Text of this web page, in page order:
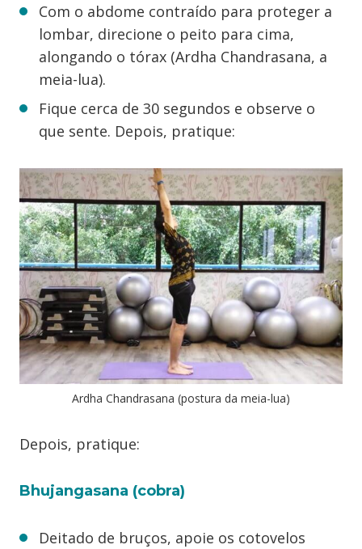
Com o abdome contraído para proteger a
lombar, direcione o peito para cima,
alongando o tórax (Ardha Chandrasana, a
meia-lua).
Fique cerca de 30 segundos e observe o
que sente. Depois, pratique:
Ardha Chandrasana (postura da meia-lua)
Depois, pratique:
Bhujangasana (cobra)
Deitado de bruços, apoie os cotovelos